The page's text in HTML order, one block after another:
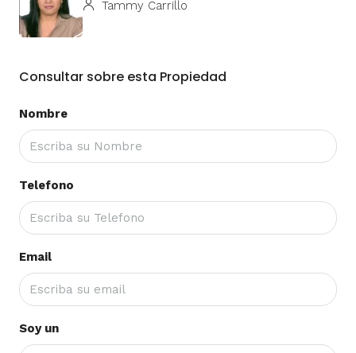
Tammy Carrillo
Consultar sobre esta Propiedad
Nombre
Telefono
Email
Soy un